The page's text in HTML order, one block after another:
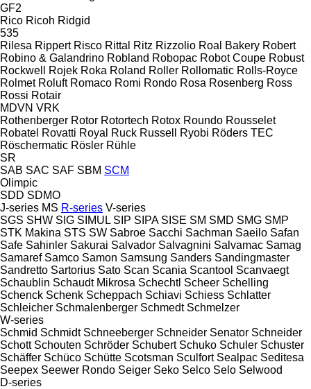
GF2
Rico Ricoh Ridgid
535
Rilesa Rippert Risco Rittal Ritz Rizzolio Roal Bakery Robert
Robino & Galandrino Robland Robopac Robot Coupe Robust
Rockwell
Rojek Roka Roland Roller Rollomatic Rolls-Royce
Rolmet Roluft Romaco Romi Rondo Rosa Rosenberg Ross
Rossi Rotair
MDVN VRK
Rothenberger Rotor Rotortech Rotox Roundo Rousselet
Robatel Rovatti Royal Ruck Russell Ryobi Röders TEC
Röschermatic Rösler Rühle
SR
SAB SAC SAF SBM SCM
Olimpic
SDD SDMO
J-series MS R-series V-series
SGS SHW SIG SIMUL SIP SIPA SISE SM SMD SMG SMP
STK Makina STS SW Sabroe Sacchi Sachman Saeilo Safan
Safe Sahinler Sakurai Salvador Salvagnini Salvamac Samag
Samaref Samco Samon Samsung Sanders Sandingmaster
Sandretto Sartorius Sato Scan Scania Scantool Scanvaegt
Schaublin Schaudt Mikrosa Schechtl Scheer Schelling
Schenck Schenk Scheppach Schiavi Schiess Schlatter
Schleicher Schmalenberger Schmedt Schmelzer
W-series
Schmid Schmidt Schneeberger Schneider Senator Schneider
Schott Schouten Schröder Schubert Schuko Schuler Schuster
Schäffer Schüco Schütte Scotsman Sculfort Sealpac Seditesa
Seepex Seewer Rondo Seiger Seko Selco Selo Selwood
D-series